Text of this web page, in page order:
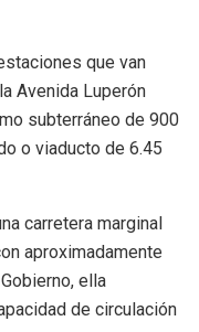
que van
Avenida Luperón
subterráneo de 900
o viaducto de 6.45
carretera marginal
aproximadamente
ella
de circulación